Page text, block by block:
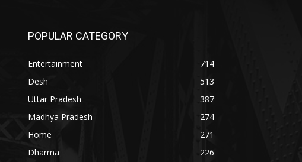
POPULAR CATEGORY
Entertainment
714
Desh
513
Uttar Pradesh
387
Madhya Pradesh
274
Home
271
Dharma
226